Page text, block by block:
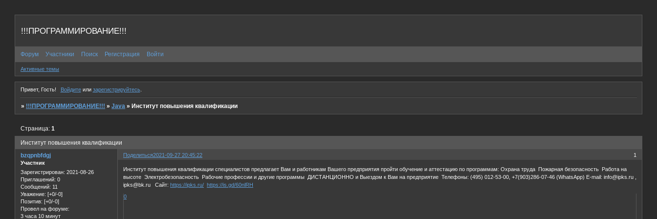
!!!ПРОГРАММИРОВАНИЕ!!!
Форум Участники Поиск Регистрация Войти
Активные темы
Привет, Гость! Войдитеили зарегистрируйтесь.
» !!!ПРОГРАММИРОВАНИЕ!!! »Java »Институт повышения квалификации
Институт повышения квалификации
Страница:1
Поделиться 1
2021-09-27 20:45:22
bzqpnbfdgj
Участник
Зарегистрирован: 2021-08-26
Приглашений: 0
Сообщений: 11
Уважение: [+0/-0]
Позитив: [+0/-0]
Провел на форуме:
3 часа 10 минут
Институт повышения квалификации специалистов предлагает Вам и работникам Вашего предприятия пройти обучение и аттестацию по программам: Охрана труда Пожарная безопасность Работа на
высоте Электробезопасность Рабочие профессии и другие программы ДИСТАНЦИОННО и Выездом к Вам на предприятие Телефоны: (495) 012-53-00, +7(903)286-07-46 (WhatsApp) E-mail: info@ipks.ru ,
ipks@bk.ru Сайт: https://ipks.ru/ https://is.gd/60nlRH
0